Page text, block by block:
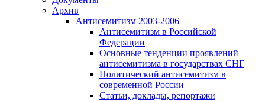
Архив
Антисемитизм 2003-2006
Антисемитизм в Российской
Федерации
Основные тенденции проявлений
антисемитизма в государствах СНГ
Политический антисемитизм в
современной России
Статьи, доклады, репортажи